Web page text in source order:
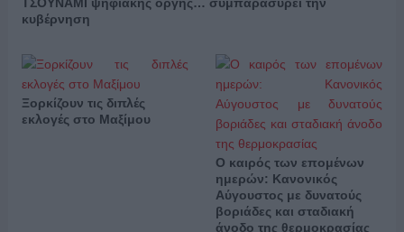
κυβέρνηση
Ξορκίζουν τις διπλές
εκλογές στο Μαξίμου
Ο καιρός των επομένων
ημερών: Κανονικός
Αύγουστος με δυνατούς
βοριάδες και σταδιακή
άνοδο της θερμοκρασίας